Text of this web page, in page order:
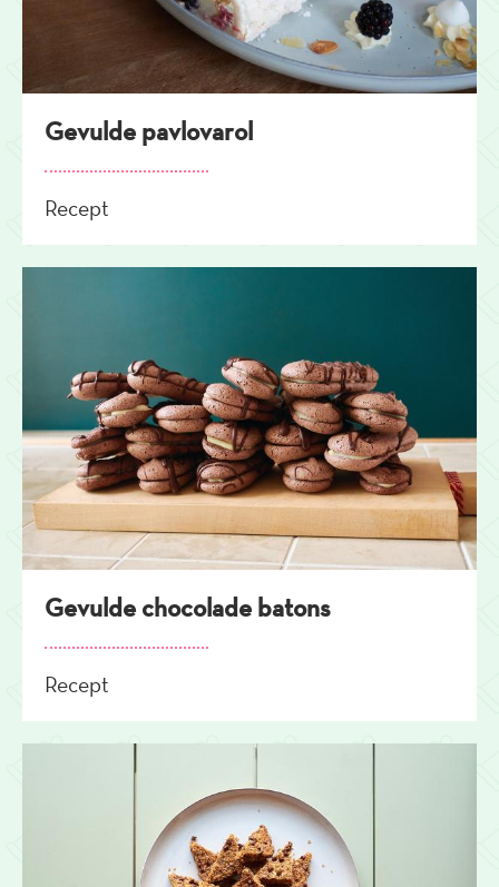
Gevulde pavlovarol
Recept
Gevulde chocolade batons
Recept